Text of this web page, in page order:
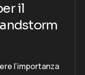
il
l’importanza